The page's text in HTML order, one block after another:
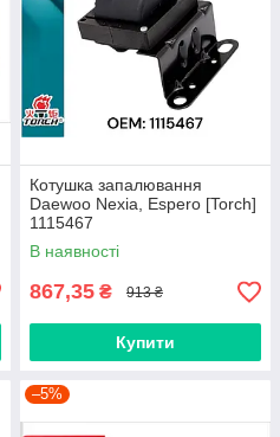
Котушка запалювання
Daewoo Nexia, Espero [Torch]
1115467
В наявності
867,35 ₴ 913 ₴
Купити
–5%